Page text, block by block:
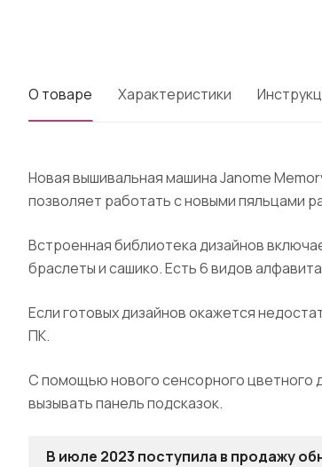
О товаре Характеристики
Новая вышивальная машина Janome
позволяет работать с новыми пяльцами
Встроенная библиотека дизайнов
браслеты и сашико. Есть 6 видов
Если готовых дизайнов окажется
ПК.
С помощью нового сенсорного цветного
вызывать панель подсказок.
В июле 2023 поступила в продажу